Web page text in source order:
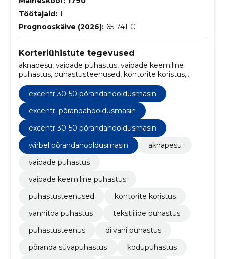
Töötajaid: 1
Prognooskäive (2026): 65 741 €
Korteriühistute tegevused
aknapesu, vaipade puhastus, vaipade keemiline
puhastus, puhastusteenused, kontorite koristus,
puhastusteenus, diivani puhastus, põranda
süvapuhastus
excentr 30-50 põrandahooldusmasin
excentri põrandahooldusmasin
excentr 30-50 põrandahooldusmasin
wirbel põrandahooldusmasin
aknapesu
vaipade puhastus
vaipade keemiline puhastus
puhastusteenused
kontorite koristus
vannitoa puhastus
tekstiilide puhastus
puhastusteenus
diivani puhastus
põranda süvapuhastus
kodupuhastus